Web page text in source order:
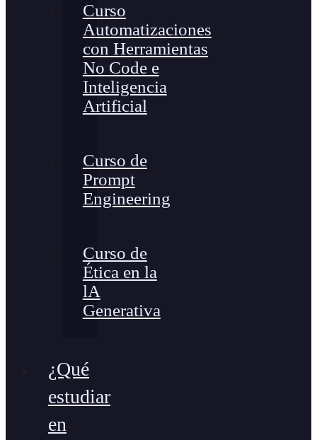
Curso
Automatizaciones
con Herramientas
No Code e
Inteligencia
Artificial
Curso de
Prompt
Engineering
Curso de
Ética en la
lA
Generativa
¿Qué
estudiar
en